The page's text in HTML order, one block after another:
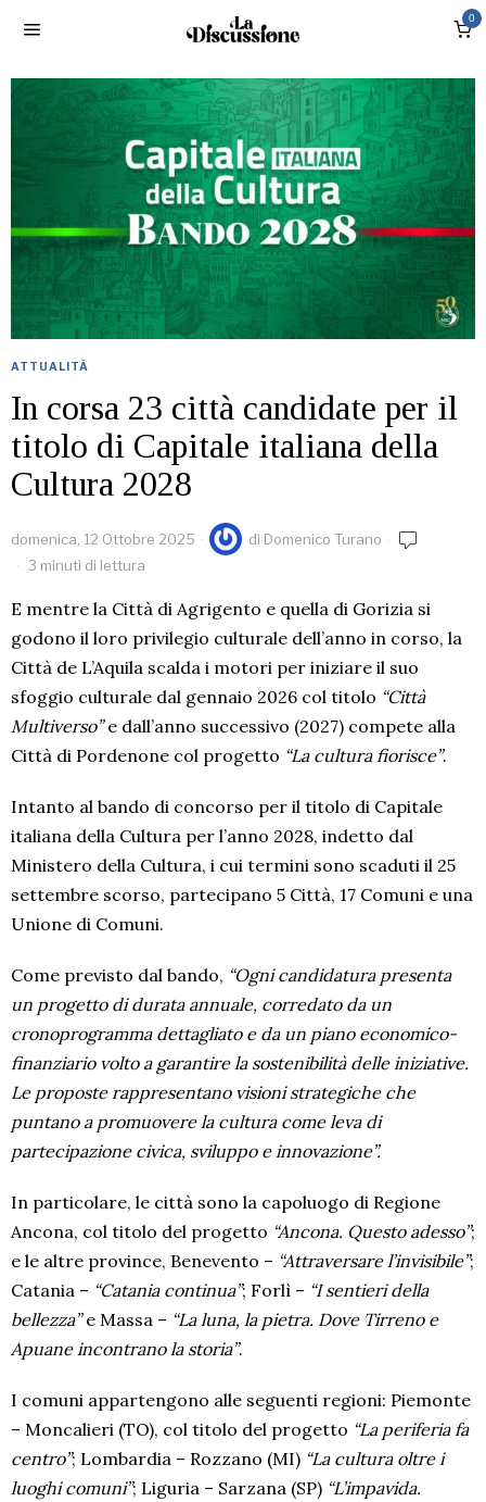
0
ATTUALITÀ
In corsa 23 città candidate per il
titolo di Capitale italiana della
Cultura 2028
domenica, 12 Ottobre 2025 di Domenico Turano
3 minuti di lettura
E mentre la Città di Agrigento e quella di Gorizia si
godono il loro privilegio culturale dell’anno in corso, la
Città de L’Aquila scalda i motori per iniziare il suo
sfoggio culturale dal gennaio 2026 col titolo “Città
Multiverso”e dall’anno successivo (2027) compete alla
Città di Pordenone col progetto “La cultura fiorisce”.
Intanto al bando di concorso per il titolo di Capitale
italiana della Cultura per l’anno 2028, indetto dal
Ministero della Cultura, i cui termini sono scaduti il 25
settembre scorso, partecipano 5 Città, 17 Comuni e una
Unione di Comuni.
Come previsto dal bando, “Ogni candidatura presenta
un progetto di durata annuale, corredato da un
cronoprogramma dettagliato e da un piano economico-
finanziario volto a garantire la sostenibilità delle iniziative.
Le proposte rappresentano visioni strategiche che
puntano a promuovere la cultura come leva di
partecipazione civica, sviluppo e innovazione”.
In particolare, le città sono la capoluogo di Regione
Ancona, col titolo del progetto “Ancona. Questo adesso”;
e le altre province, Benevento – “Attraversare l’invisibile”;
Catania – “Catania continua”; Forlì – “I sentieri della
bellezza”e Massa – “La luna, la pietra. Dove Tirreno e
Apuane incontrano la storia”.
I comuni appartengono alle seguenti regioni: Piemonte
– Moncalieri (TO), col titolo del progetto “La periferia fa
centro”; Lombardia – Rozzano (MI) “La cultura oltre i
luoghi comuni”; Liguria – Sarzana (SP) “L’impavida.